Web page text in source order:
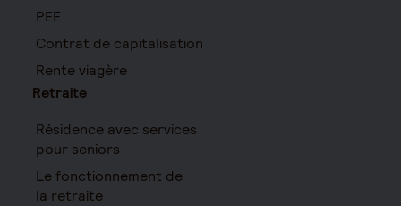
PEE
Contrat de capitalisation
Rente viagère
Retraite
Résidence avec services
pour seniors
Le fonctionnement de
la retraite